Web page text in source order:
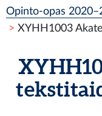
Opinto-opas
XYHH1003